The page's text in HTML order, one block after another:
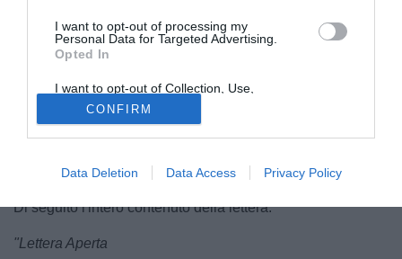
I want to opt-out of processing my
Personal Data for Targeted Advertising.
Opted In
I want to opt-out of Collection, Use,
Retention, Sale, and/or Sharing of my
Personal Data that Is Unrelated with the
Purposes for which it was collected.
Opted Out
CONFIRM
Data Deletion Data Access Privacy Policy
Acireale, dopo la retrocessione inEccellenza
è calato il
silenzio in città. Tra le interrogative dei tifosi e le possibili
scelte dell'attuale proprietà si è inserito il primo cittadino
della piazza siciliana. Roberto
scritto una lettera aperta al numero uno acese Giovanni
con la tifoseria.
Di seguito l'intero contenuto della lettera:
"Lettera Aperta